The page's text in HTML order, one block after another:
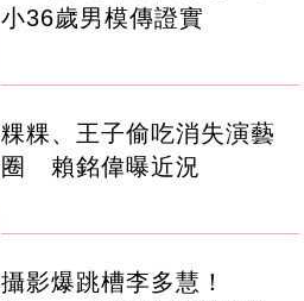
小36歲男模傳證實
粿粿、王子偷吃消失演藝
圈 賴銘偉曝近況
攝影爆跳槽李多慧！